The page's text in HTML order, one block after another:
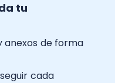
tu
anexos de forma
cada